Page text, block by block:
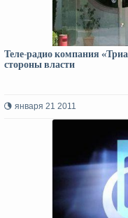
Теле-радио компания
стороны власти
января 21 2011